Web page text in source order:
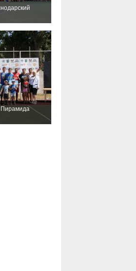
Пирамида